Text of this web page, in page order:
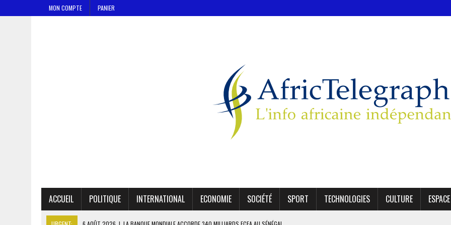
MON COMPTE PANIER
ACCUEIL POLITIQUE INTERNATIONAL ECONOMIE SOCIÉTÉ SPORT TECHNOLOGIES CULTURE